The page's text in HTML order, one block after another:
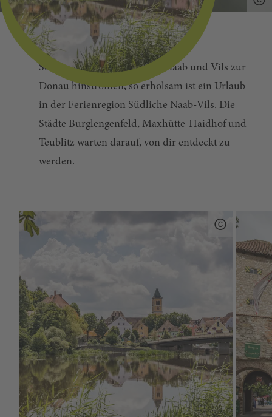
So gemütlich wie die Flüsse Naab und Vils zur
Donau hinströmen, so erholsam ist ein Urlaub
in der Ferienregion Südliche Naab-Vils. Die
Städte Burglengenfeld, Maxhütte-Haidhof und
Teublitz warten darauf, von dir entdeckt zu
werden.